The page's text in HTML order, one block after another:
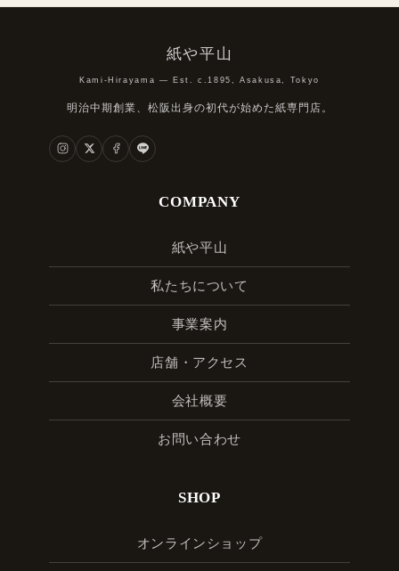
紙や平山
Kami-Hirayama — Est. c.1895, Asakusa, Tokyo
明治中期創業、松阪出身の初代が始めた紙専門店。
COMPANY
紙や平山
私たちについて
事業案内
店舗・アクセス
会社概要
お問い合わせ
SHOP
オンラインショップ